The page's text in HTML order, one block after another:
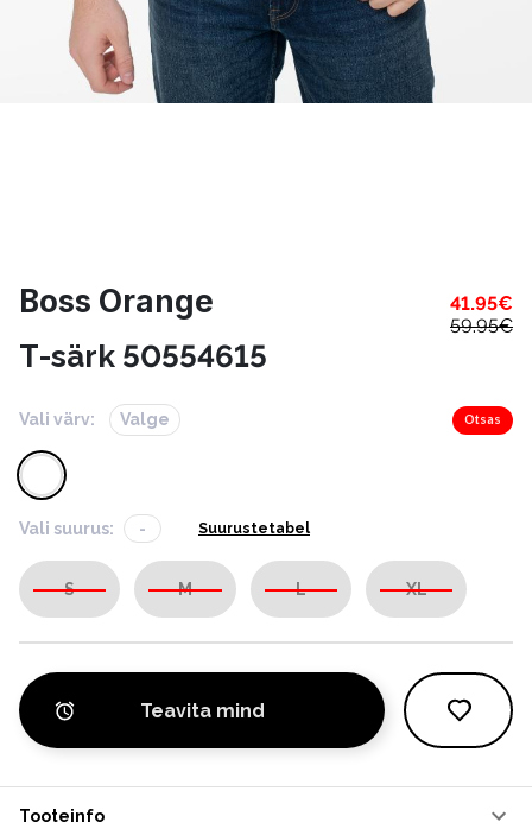
Boss Orange 41.95€
59.95€
T-särk 50554615
Vali värv: Valge Otsas
Vali suurus: - Suurustetabel
S M L XL
Teavita mind
Tooteinfo